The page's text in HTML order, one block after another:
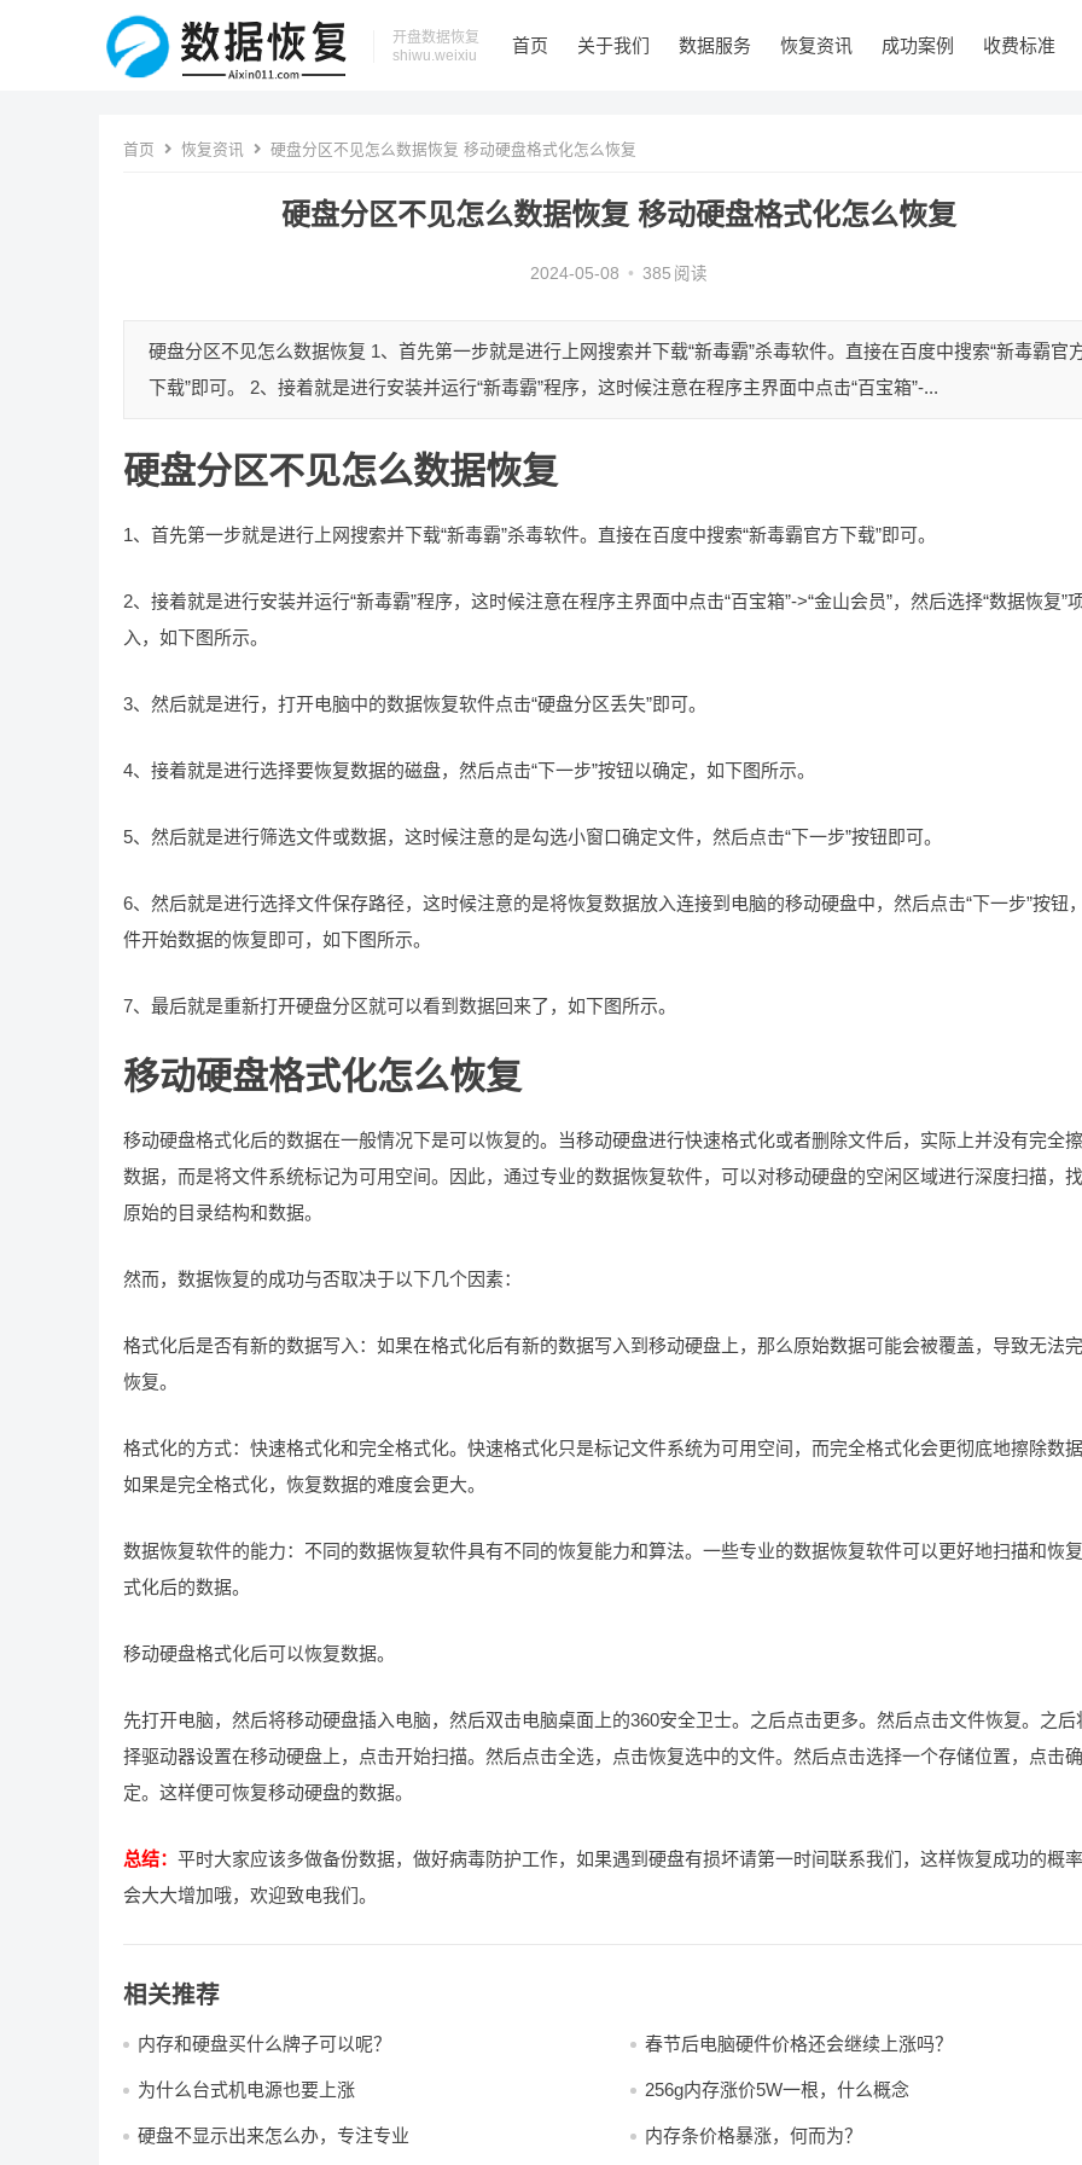
开盘数据恢复
shiwu.weixiu
首页 关于我们 数据服务 恢复资讯 成功案例 收费标准
首页 恢复资讯 硬盘分区不见怎么数据恢复 移动硬盘格式化怎么恢复
硬盘分区不见怎么数据恢复 移动硬盘格式化怎么恢复
2024-05-08 • 385 阅读
硬盘分区不见怎么数据恢复 1、首先第一步就是进行上网搜索并下载“新毒霸”杀毒软件。直接在百度中搜索“新毒霸官
下载”即可。 2、接着就是进行安装并运行“新毒霸”程序，这时候注意在程序主界面中点击“百宝箱”-...
硬盘分区不见怎么数据恢复
1、首先第一步就是进行上网搜索并下载“新毒霸”杀毒软件。直接在百度中搜索“新毒霸官方下载”即可。
2、接着就是进行安装并运行“新毒霸”程序，这时候注意在程序主界面中点击“百宝箱”->“金山会员”，然后选择“数据恢复”
入，如下图所示。
3、然后就是进行，打开电脑中的数据恢复软件点击“硬盘分区丢失”即可。
4、接着就是进行选择要恢复数据的磁盘，然后点击“下一步”按钮以确定，如下图所示。
5、然后就是进行筛选文件或数据，这时候注意的是勾选小窗口确定文件，然后点击“下一步”按钮即可。
6、然后就是进行选择文件保存路径，这时候注意的是将恢复数据放入连接到电脑的移动硬盘中，然后点击“下一步”按钮
件开始数据的恢复即可，如下图所示。
7、最后就是重新打开硬盘分区就可以看到数据回来了，如下图所示。
移动硬盘格式化怎么恢复
移动硬盘格式化后的数据在一般情况下是可以恢复的。当移动硬盘进行快速格式化或者删除文件后，实际上并没有完全
数据，而是将文件系统标记为可用空间。因此，通过专业的数据恢复软件，可以对移动硬盘的空闲区域进行深度扫描，
原始的目录结构和数据。
然而，数据恢复的成功与否取决于以下几个因素：
格式化后是否有新的数据写入：如果在格式化后有新的数据写入到移动硬盘上，那么原始数据可能会被覆盖，导致无法
恢复。
格式化的方式：快速格式化和完全格式化。快速格式化只是标记文件系统为可用空间，而完全格式化会更彻底地擦除数据
如果是完全格式化，恢复数据的难度会更大。
数据恢复软件的能力：不同的数据恢复软件具有不同的恢复能力和算法。一些专业的数据恢复软件可以更好地扫描和恢
式化后的数据。
移动硬盘格式化后可以恢复数据。
先打开电脑，然后将移动硬盘插入电脑，然后双击电脑桌面上的360安全卫士。之后点击更多。然后点击文件恢复。之后
择驱动器设置在移动硬盘上，点击开始扫描。然后点击全选，点击恢复选中的文件。然后点击选择一个存储位置，点击确
定。这样便可恢复移动硬盘的数据。
总结： 平时大家应该多做备份数据，做好病毒防护工作，如果遇到硬盘有损坏请第一时间联系我们，这样恢复成功的概
会大大增加哦，欢迎致电我们。
相关推荐
内存和硬盘买什么牌子可以呢？ 春节后电脑硬件价格还会继续上涨吗？
为什么台式机电源也要上涨 256g内存涨价5W一根，什么概念
硬盘不显示出来怎么办，专注专业 内存条价格暴涨，何而为？